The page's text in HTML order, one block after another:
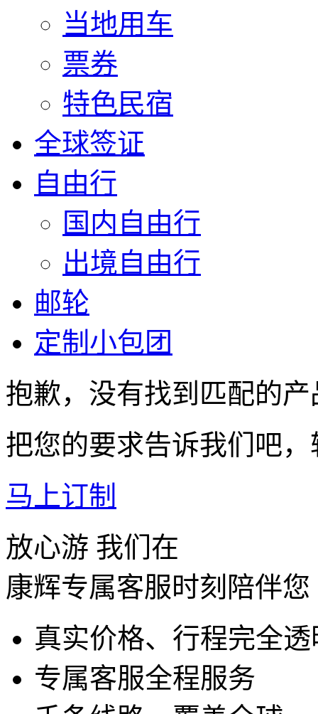
当地用车
票券
特色民宿
全球签证
自由行
国内自由行
出境自由行
邮轮
定制小包团
抱歉，没有找到匹配的产
把您的要求告诉我们吧
马上订制
放心游 我们在
康辉专属客服时刻陪伴您
真实价格、行程完全透
专属客服全程服务